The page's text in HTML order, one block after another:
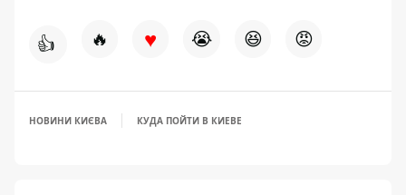
👍 🔥 ♥ 😭 😆 😡
НОВИНИ КИЄВА КУДА ПОЙТИ В КИЕВЕ